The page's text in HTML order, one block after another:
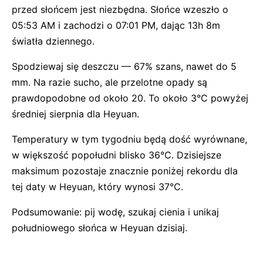
przed słońcem jest niezbędna. Słońce wzeszło o
05:53 AM i zachodzi o 07:01 PM, dając 13h 8m
światła dziennego.
Spodziewaj się deszczu — 67% szans, nawet do 5
mm. Na razie sucho, ale przelotne opady są
prawdopodobne od około 20. To około 3°C powyżej
średniej sierpnia dla Heyuan.
Temperatury w tym tygodniu będą dość wyrównane,
w większość popołudni blisko 36°C. Dzisiejsze
maksimum pozostaje znacznie poniżej rekordu dla
tej daty w Heyuan, który wynosi 37°C.
Podsumowanie: pij wodę, szukaj cienia i unikaj
południowego słońca w Heyuan dzisiaj.